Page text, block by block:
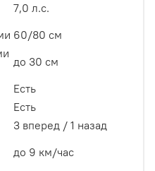
7,0 л.с.
60/80 см
до 30 см
Есть
Есть
3 вперед / 1 назад
до 9 км/час